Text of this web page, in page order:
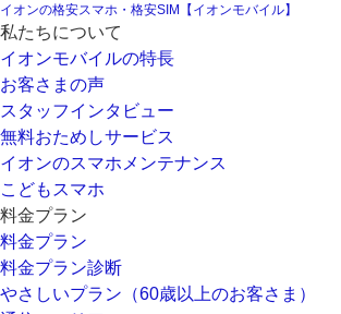
イオンの格安スマホ・格安SIM【イオンモバイル】
私たちについて
イオンモバイルの特長
お客さまの声
スタッフインタビュー
無料おためしサービス
イオンのスマホメンテナンス
こどもスマホ
料金プラン
料金プラン
料金プラン診断
やさしいプラン（60歳以上のお客さま）